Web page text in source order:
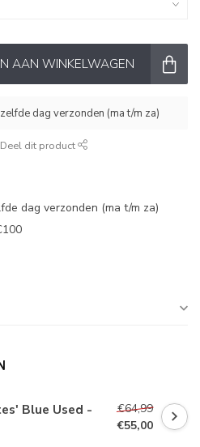
AAN WINKELWAGEN
dag verzonden (ma t/m za)
Deel dit product
dag verzonden (ma t/m za)
Blue Used -
€64,99
€55,00